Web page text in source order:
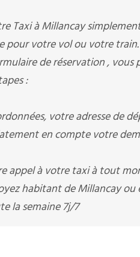
Taxi à Millancay
pour votre vol ou votre train.
de réservation ,
:
votre adresse de
en compte votre
appel à votre taxi à tout
habitant de Millancay
la semaine 7j/7